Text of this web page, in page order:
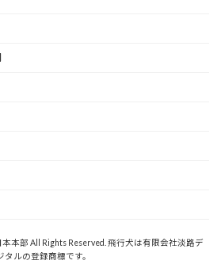
本部 All Rights Reserved. 飛行犬は有限会社淡路デ
タルの登録商標です。